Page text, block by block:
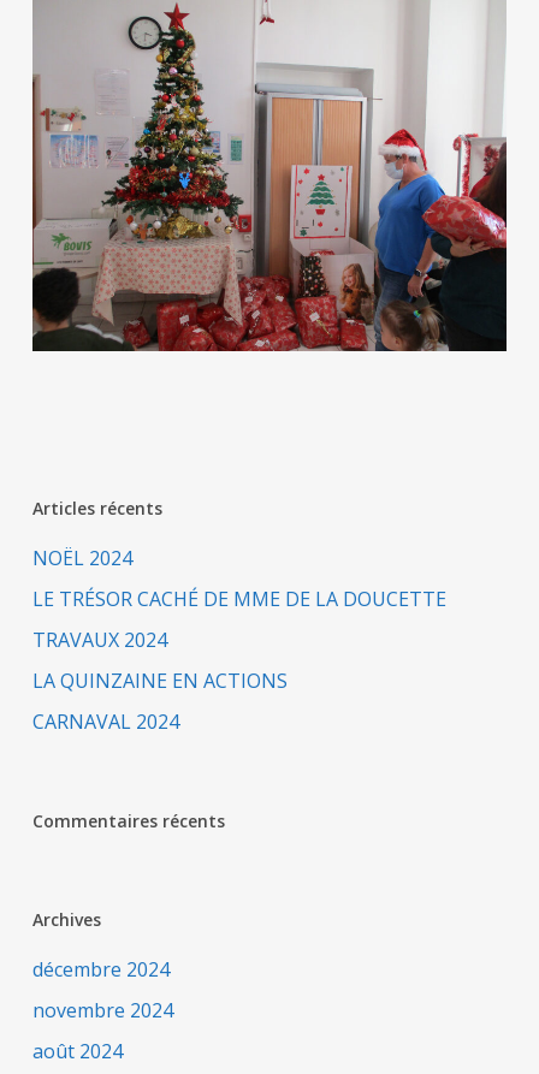
Articles récents
NOËL 2024
LE TRÉSOR CACHÉ DE MME DE LA DOUCETTE
TRAVAUX 2024
LA QUINZAINE EN ACTIONS
CARNAVAL 2024
Commentaires récents
Archives
décembre 2024
novembre 2024
août 2024